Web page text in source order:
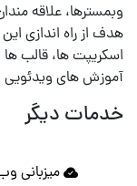
وبمسترها، علاقه
هدف از راه اندازی
اسکریپت ها، قالب ها
آموزش های ویدئویی
خدمات دیگر
میزبانی